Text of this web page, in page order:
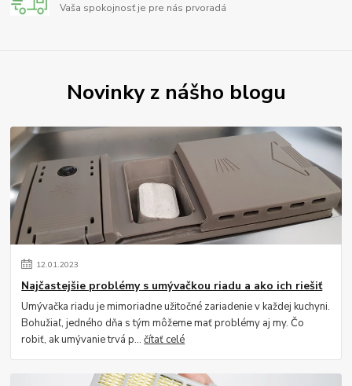
Vaša spokojnosť je pre nás prvoradá
Novinky z nášho blogu
12.01.2023
Najčastejšie problémy s umývačkou riadu a ako ich riešiť
Umývačka riadu je mimoriadne užitočné zariadenie v každej kuchyni.
Bohužiaľ, jedného dňa s tým môžeme mať problémy aj my. Čo
robiť, ak umývanie trvá p...čítať celé